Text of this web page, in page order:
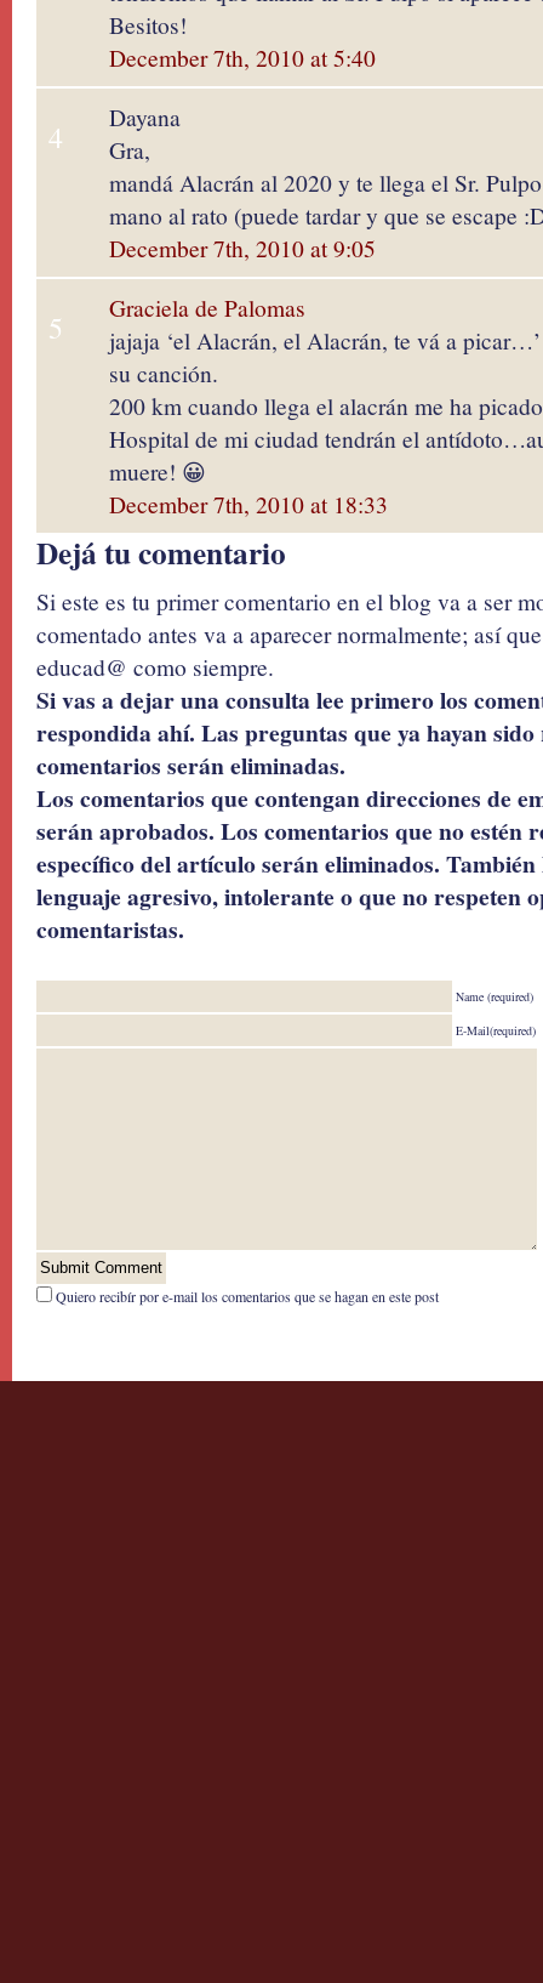
Besitos!
December 7th, 2010 at 5:40
4
Dayana
Gra,
mandá Alacrán al 2020 y te llega el Sr.
mano al rato (puede tardar y que se escape
December 7th, 2010 at 9:05
5
Graciela de Palomas
jajaja ‘el Alacrán, el Alacrán, te vá a
su canción.
200 km cuando llega el alacrán me ha
Hospital de mi ciudad tendrán el
muere! 😀
December 7th, 2010 at 18:33
Dejá tu comentario
Si este es tu primer comentario en el blog va a ser
comentado antes va a aparecer normalmente; así
educad@ como siempre.
Si vas a dejar una consulta lee primero los
respondida ahí. Las preguntas que ya hayan
comentarios serán eliminadas.
Los comentarios que contengan direcciones de
serán aprobados. Los comentarios que no estén
específico del artículo serán eliminados.
lenguaje agresivo, intolerante o que no respeten
comentaristas.
Name (required)
E-Mail(required)
Quiero recibír por e-mail los comentarios que se hagan en este post